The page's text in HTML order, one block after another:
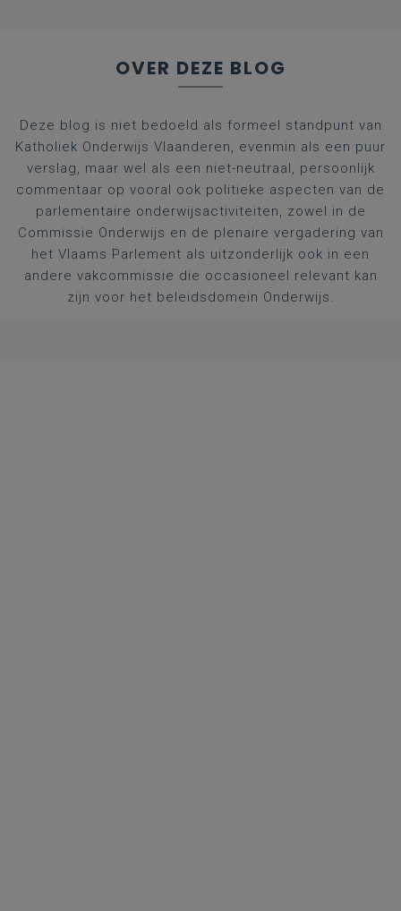
OVER DEZE BLOG
Deze blog is niet bedoeld als formeel standpunt van
Katholiek Onderwijs Vlaanderen, evenmin als een puur
verslag, maar wel als een niet-neutraal, persoonlijk
commentaar op vooral ook politieke aspecten van de
parlementaire onderwijsactiviteiten, zowel in de
Commissie Onderwijs en de plenaire vergadering van
het Vlaams Parlement als uitzonderlijk ook in een
andere vakcommissie die occasioneel relevant kan
zijn voor het beleidsdomein Onderwijs.